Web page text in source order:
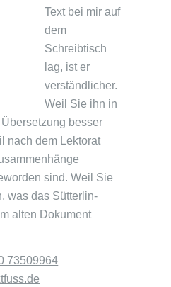
Text bei mir auf
dem
Schreibtisch
lag, ist er
verständlicher.
Weil Sie ihn in
besser
nach dem Lektorat
sind. Weil Sie
was das Sütterlin-
alten Dokument
73509964